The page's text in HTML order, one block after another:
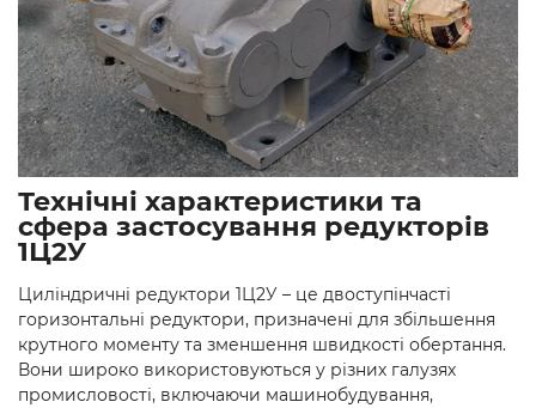
Технічні характеристики та
сфера застосування редукторів
1Ц2У
Циліндричні редуктори 1Ц2У – це двоступінчасті
горизонтальні редуктори, призначені для збільшення
крутного моменту та зменшення швидкості обертання.
Вони широко використовуються у різних галузях
промисловості, включаючи машинобудування,